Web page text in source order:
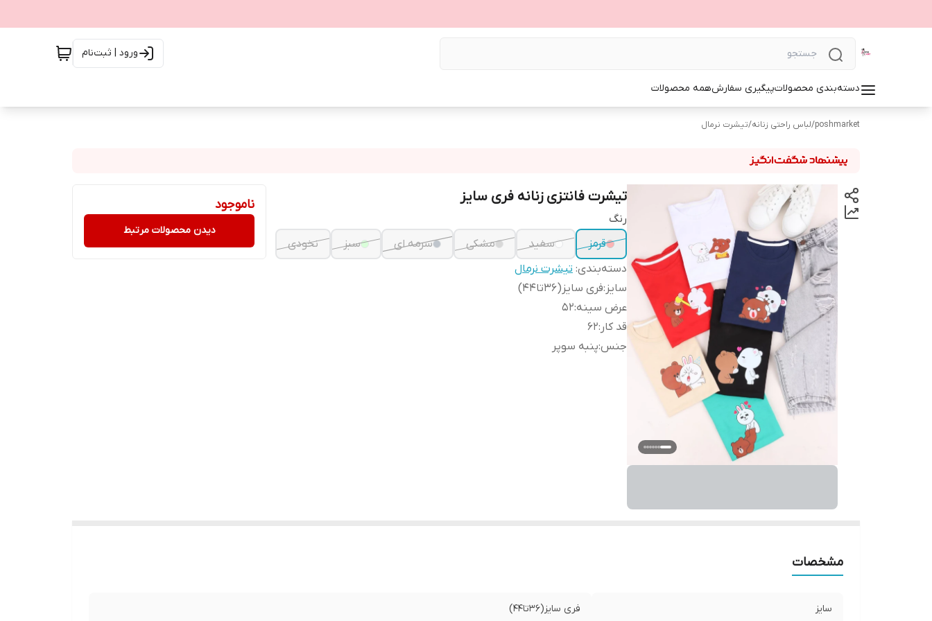
ورود | ثبت‌نام
دسته‌بندی محصولاتپیگیری سفارشهمه محصولات
poshmarket
/لباس راحتی زنانه/تیشرت نرمال
تیشرت فانتزی زنانه فری سایز
رنگ
قرمز
سفید مشکی سرمه ای سبز
نخودی
دسته‌بندی: تیشرت نرمال
سایز :فری سایز(36تا44)
عرض سینه:
52
قد کار :
62
جنس:پنبه سوپر
ناموجود
دیدن محصولات مرتبط
مشخصات
سایز فری سایز(36تا44)